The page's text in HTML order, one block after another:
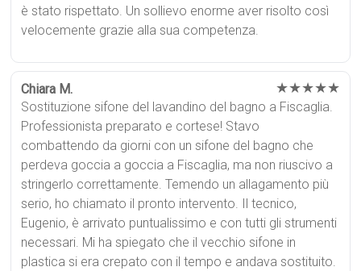
è stato rispettato. Un sollievo enorme aver risolto così
velocemente grazie alla sua competenza.
Chiara M. ★★★★★
Sostituzione sifone del lavandino del bagno a Fiscaglia.
Professionista preparato e cortese! Stavo
combattendo da giorni con un sifone del bagno che
perdeva goccia a goccia a Fiscaglia, ma non riuscivo a
stringerlo correttamente. Temendo un allagamento più
serio, ho chiamato il pronto intervento. Il tecnico,
Eugenio, è arrivato puntualissimo e con tutti gli strumenti
necessari. Mi ha spiegato che il vecchio sifone in
plastica si era crepato con il tempo e andava sostituito.